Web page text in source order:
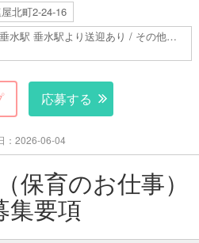
北町2-24-16
JR神戸線(神戸～姫路) 垂水駅 垂水駅より送迎あり / その他交通手段あり
応募する
：2026-06-04
保育のお仕事）
集要項